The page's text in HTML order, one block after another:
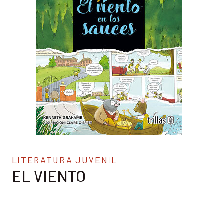
LITERATURA JUVENIL
EL VIENTO